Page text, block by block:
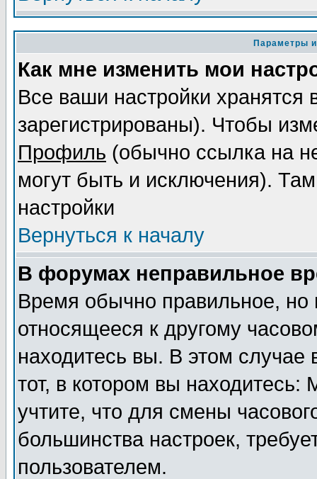
Параметры
Как мне изменить мои
Все ваши настройки
зарегистрированы). Чтобы
Профиль (обычно ссылка на
могут быть и исключения).
настройки
Вернуться к началу
В форумах неправильное
Время обычно правильное,
относящееся к другому
находитесь вы. В этом
тот, в котором вы
учтите, что для смены
большинства настроек,
пользователем.